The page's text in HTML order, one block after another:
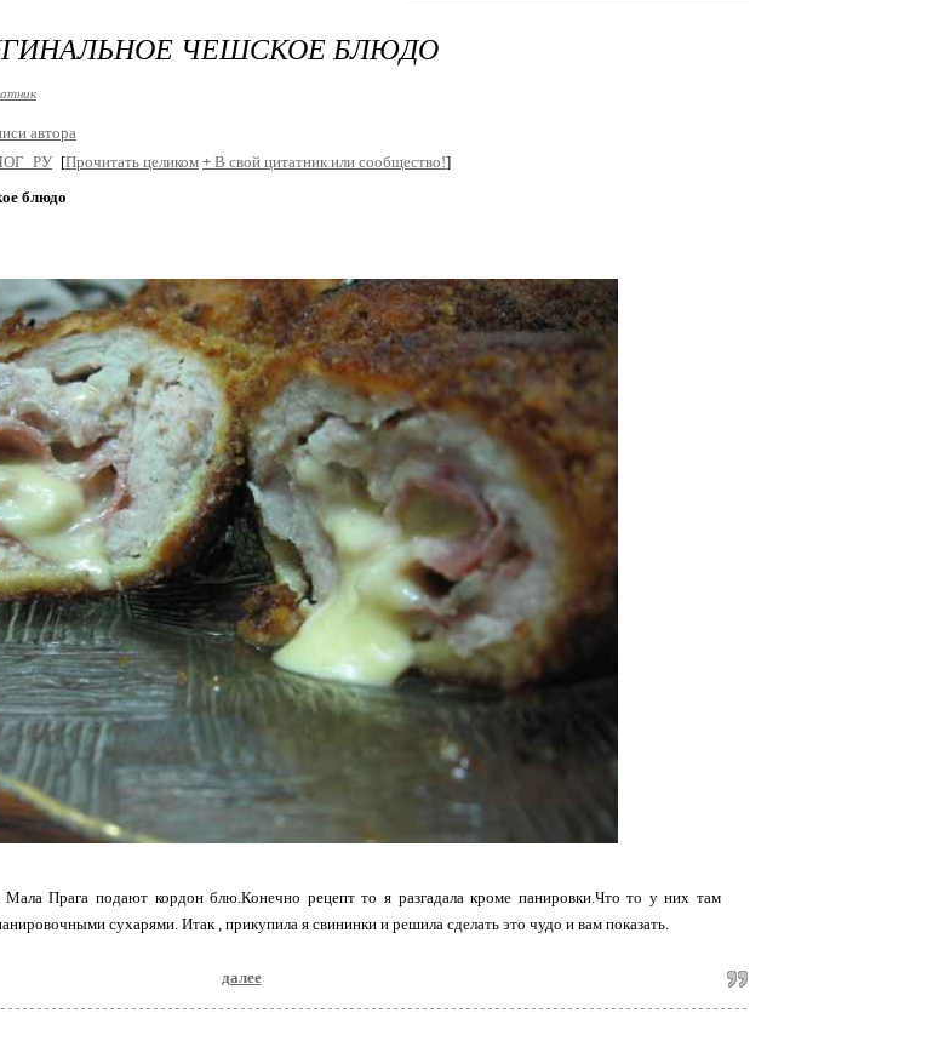
ЧЕШСКОЕ БЛЮДО
автора
[Прочитать целиком + В свой цитатник или сообщество!]
блюдо
Прага подают кордон блю.Конечно рецепт то я разгадала кроме панировки.Что то у них там
сухарями. Итак , прикупила я свининки и решила сделать это чудо и вам показать.
далее